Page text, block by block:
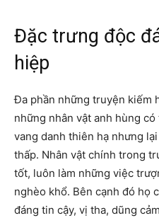
Đặc trưng độc
hiệp
Đa phần những truyện kiếm
những nhân vật anh hùng
vang danh thiên hạ nhưng
thấp. Nhân vật chính trong
tốt, luôn làm những việc
nghèo khổ. Bên cạnh đó họ
đáng tin cậy, vị tha, dũng